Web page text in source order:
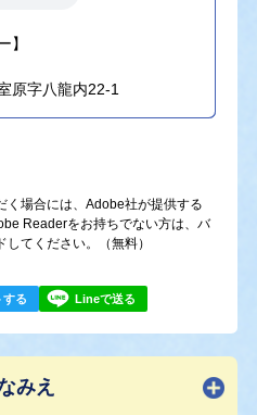
】
原字八龍内22-1
く場合には、Adobe社が提供する
Readerをお持ちでない方は、バ
てください。（無料）
する Lineで送る
みえ